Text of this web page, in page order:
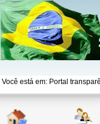
Você está em: Portal